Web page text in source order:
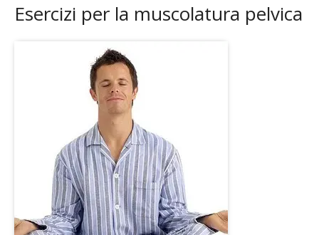
Esercizi per la muscolatura pelvica